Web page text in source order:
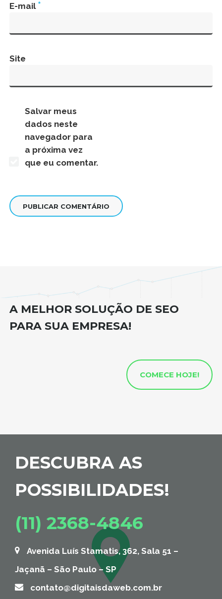
E-mail *
Site
Salvar meus
dados neste
navegador para
a próxima vez
que eu comentar.
A MELHOR SOLUÇÃO DE SEO
PARA SUA EMPRESA!
COMECE HOJE!
DESCUBRA AS
POSSIBILIDADES!
(11) 2368-4846
Avenida Luís Stamatis, 362, Sala 51 –
Jaçanã – São Paulo – SP
contato@digitaisdaweb.com.br